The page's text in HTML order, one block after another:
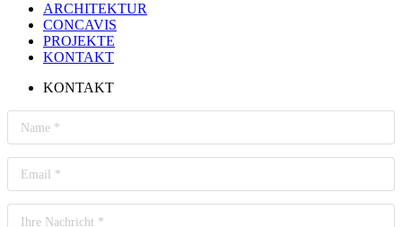
ARCHITEKTUR
CONCAVIS
PROJEKTE
KONTAKT
KONTAKT